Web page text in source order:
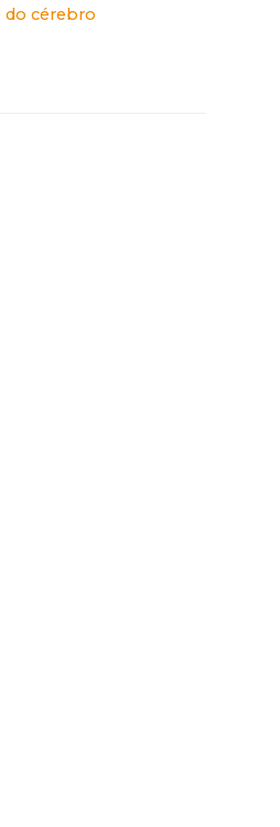
do cérebro